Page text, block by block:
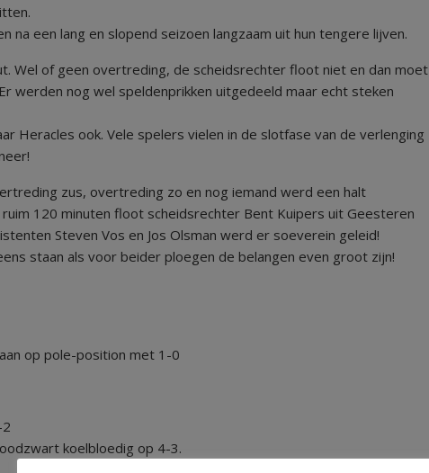
na een lang en slopend seizoen langzaam uit hun tengere lijven.
Wel of geen overtreding, de scheidsrechter floot niet en dan moet
werden nog wel speldenprikken uitgedeeld maar echt steken
Heracles ook. Vele spelers vielen in de slotfase van de verlenging
zus, overtreding zo en nog iemand werd een halt
120 minuten floot scheidsrechter Bent Kuipers uit Geesteren
Steven Vos en Jos Olsman werd er soeverein geleid!
staan als voor beider ploegen de belangen even groot zijn!
op pole-position met 1-0
koelbloedig op 4-3.